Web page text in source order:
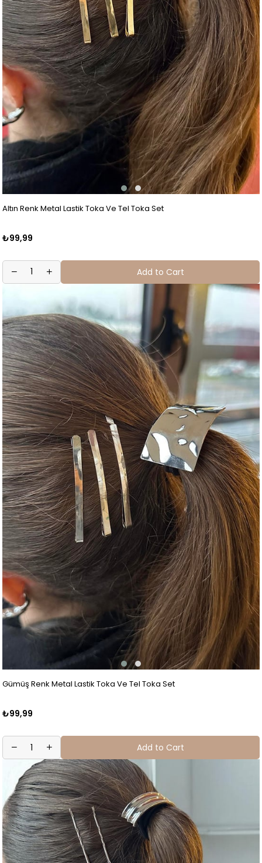
Altın Renk Metal Lastik Toka Ve Tel Toka Set
₺99,99
Add to Cart
Gümüş Renk Metal Lastik Toka Ve Tel Toka Set
₺99,99
Add to Cart